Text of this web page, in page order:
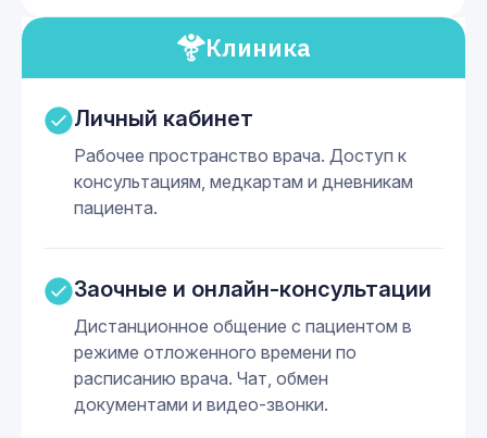
Клиника
Личный кабинет
Рабочее пространство врача. Доступ к
консультациям, медкартам и дневникам
пациента.
Заочные и онлайн-консультации
Дистанционное общение с пациентом в
режиме отложенного времени по
расписанию врача. Чат, обмен
документами и видео-звонки.